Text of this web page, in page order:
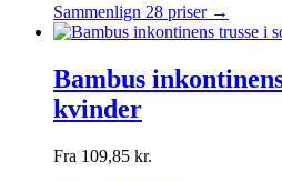
Sammenlign 28 priser →
Bambus
kvinder
Fra 109,85 kr.